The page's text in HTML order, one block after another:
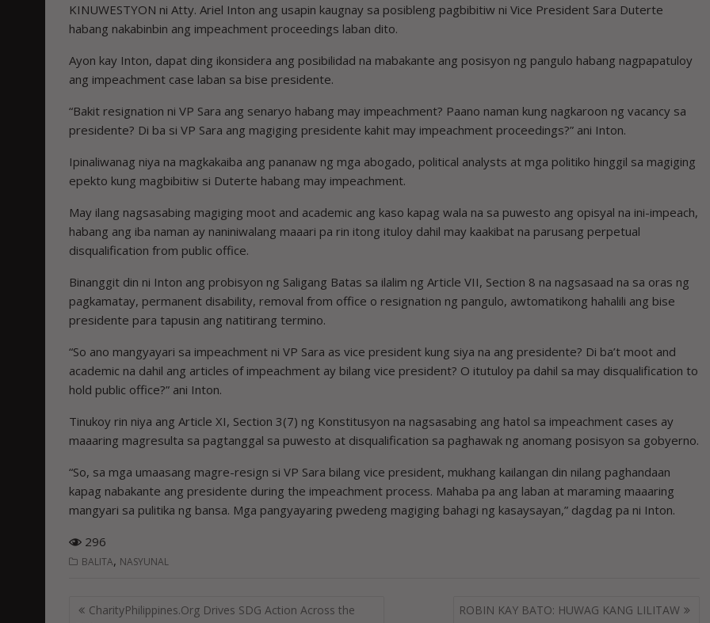
KINUWESTYON ni Atty. Ariel Inton ang usapin kaugnay sa posibleng pagbibitiw ni Vice President Sara Duterte
habang nakabinbin ang impeachment proceedings laban dito.
Ayon kay Inton, dapat ding ikonsidera ang posibilidad na mabakante ang posisyon ng pangulo habang nagpapatuloy
ang impeachment case laban sa bise presidente.
“Bakit resignation ni VP Sara ang senaryo habang may impeachment? Paano naman kung nagkaroon ng vacancy sa
presidente? Di ba si VP Sara ang magiging presidente kahit may impeachment proceedings?” ani Inton.
Ipinaliwanag niya na magkakaiba ang pananaw ng mga abogado, political analysts at mga politiko hinggil sa magiging
epekto kung magbibitiw si Duterte habang may impeachment.
May ilang nagsasabing magiging moot and academic ang kaso kapag wala na sa puwesto ang opisyal na ini-impeach,
habang ang iba naman ay naniniwalang maaari pa rin itong ituloy dahil may kaakibat na parusang perpetual
disqualification from public office.
Binanggit din ni Inton ang probisyon ng Saligang Batas sa ilalim ng Article VII, Section 8 na nagsasaad na sa oras ng
pagkamatay, permanent disability, removal from office o resignation ng pangulo, awtomatikong hahalili ang bise
presidente para tapusin ang natitirang termino.
“So ano mangyayari sa impeachment ni VP Sara as vice president kung siya na ang presidente? Di ba’t moot and
academic na dahil ang articles of impeachment ay bilang vice president? O itutuloy pa dahil sa may disqualification to
hold public office?” ani Inton.
Tinukoy rin niya ang Article XI, Section 3(7) ng Konstitusyon na nagsasabing ang hatol sa impeachment cases ay
maaaring magresulta sa pagtanggal sa puwesto at disqualification sa paghawak ng anomang posisyon sa gobyerno.
“So, sa mga umaasang magre-resign si VP Sara bilang vice president, mukhang kailangan din nilang paghandaan
kapag nabakante ang presidente during the impeachment process. Mahaba pa ang laban at maraming maaaring
mangyari sa pulitika ng bansa. Mga pangyayaring pwedeng magiging bahagi ng kasaysayan,” dagdag pa ni Inton.
296
BALITA, NASYUNAL
Post
CharityPhilippines.Org Drives SDG Action Across the
ROBIN KAY BATO: HUWAG KANG LILITAW